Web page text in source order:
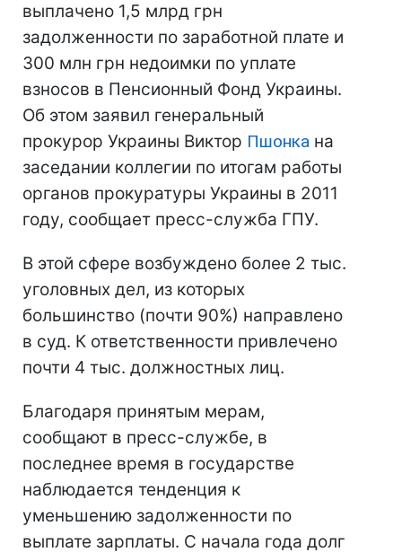
выплачено 1,5 млрд грн
задолженности по заработной плате и
300 млн грн недоимки по уплате
взносов в Пенсионный Фонд Украины.
Об этом заявил генеральный
прокурор Украины Виктор Пшонка на
заседании коллегии по итогам работы
органов прокуратуры Украины в 2011
году, сообщает пресс-служба ГПУ.
В этой сфере возбуждено более 2 тыс.
уголовных дел, из которых
большинство (почти 90%) направлено
в суд. К ответственности привлечено
почти 4 тыс. должностных лиц.
Благодаря принятым мерам,
сообщают в пресс-службе, в
последнее время в государстве
наблюдается тенденция к
уменьшению задолженности по
выплате зарплаты. С начала года долг